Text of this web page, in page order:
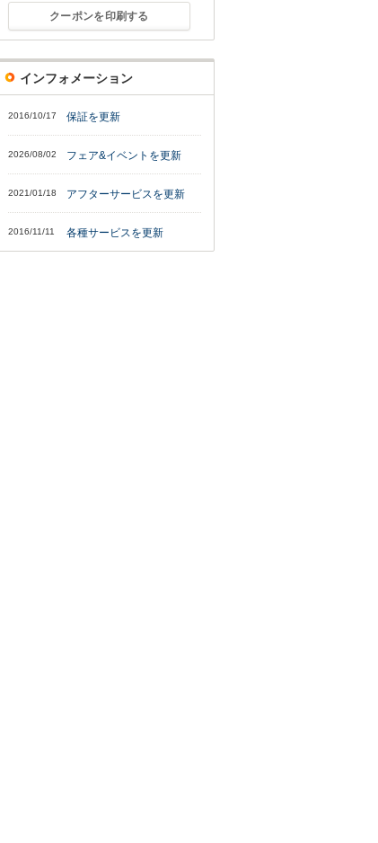
クーポンを印刷する
インフォメーション
2016/10/17 保証を更新
2026/08/02 フェア&イベントを更新
2021/01/18 アフターサービスを更新
2016/11/11 各種サービスを更新